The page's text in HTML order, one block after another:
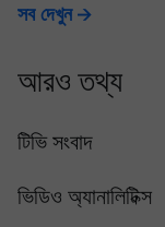
সব দেখুন
আরও তথ্য
টিভি সংবাদ
ভিডিও অ্যানালিটিক্স